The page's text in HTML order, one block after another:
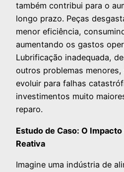
também contribui para o
longo prazo. Peças
menor eficiência,
aumentando os gastos
Lubrificação inadequada,
outros problemas
evoluir para falhas
investimentos muito
reparo.
Estudo de Caso: O
Reativa
Imagine uma indústria de